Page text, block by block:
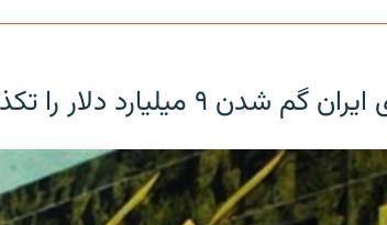
۹ میلیارد دلار را تکذیب کرد